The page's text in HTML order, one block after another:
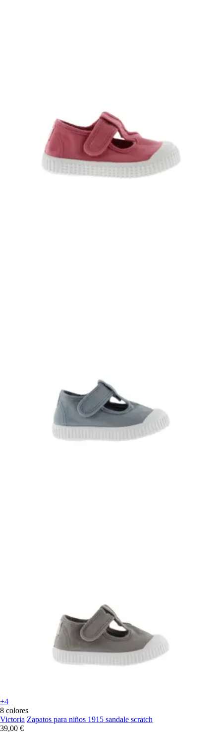
+4
8 colores
Victoria Zapatos para niños 1915 sandale scratch
39,00 €